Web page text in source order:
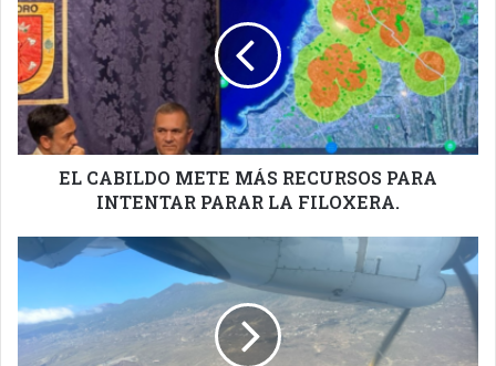
METE
MÁS
RECURSOS
PARA
INTENTAR
PARAR
LA
FILOXERA.EL CABILDO METE MÁS RECURSOS PARA
INTENTAR PARAR LA FILOXERA.
EL
AUMENTO